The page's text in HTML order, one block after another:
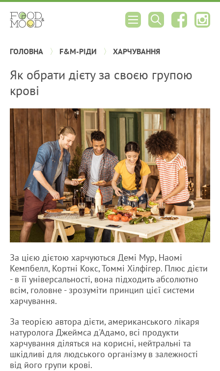
ГОЛОВНА F&M-РІДИ ХАРЧУВАННЯ
Як обрати дієту за своєю групою
крові
За цією дієтою харчуються Демі Мур, Наомі
Кемпбелл, Кортні Кокс, Томмі Хілфігер. Плюс дієти
- в її універсальності, вона підходить абсолютно
всім, головне - зрозуміти принцип цієї системи
харчування.
За теорією автора дієти, американського лікаря
натуролога Джеймса д'Адамо, всі продукти
харчування діляться на корисні, нейтральні та
шкідливі для людського організму в залежності
від його групи крові.